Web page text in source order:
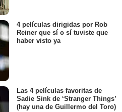
4 películas dirigidas por Rob
Reiner que sí o sí tuviste que
haber visto ya
Las 4 películas favoritas de
Sadie Sink de ‘Stranger Things’
(hay una de Guillermo del Toro)